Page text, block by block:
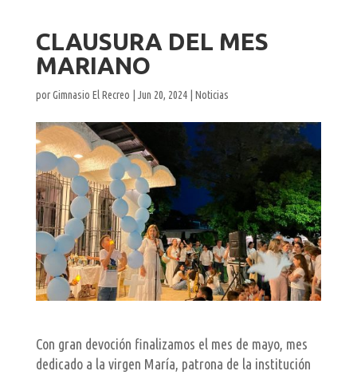
CLAUSURA DEL MES
MARIANO
porGimnasio El Recreo Jun 20, 2024| Noticias
Con gran devoción finalizamos el mes de mayo, mes
dedicado a la virgen María, patrona de la institución